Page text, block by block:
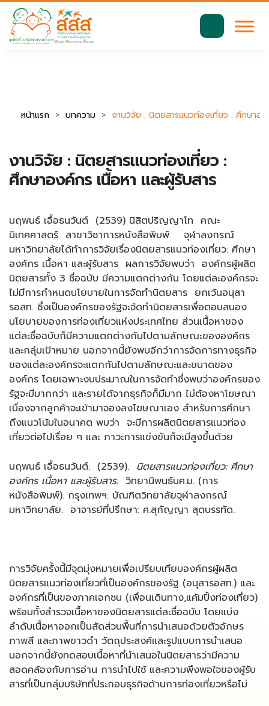
มาตรฐานการเข้าถึงเว็บ WCAG 2.2 AA
หน้าแรก บทความ งานวิจัย : นิตยสารแนวท่องเที่ยว : ศึกษาอง
งานวิจัย : นิตยสารแนวท่องเที่ยว :
ศึกษาองค์กร เนื้อหา และผู้รับสาร
นฤพนธ์ เอื้อธนวันต์ (2539) นิสิตปริญญาโท คณะ
นิเทศศาสตร์ สาขาวิชาการหนังสือพิมพ์ จุฬาลงกรณ์
มหาวิทยาลัยได้ทำการวิจัยเรื่องนิตยสารแนวท่องเที่ยว: ศึกษา
องค์กร เนื้อหา และผู้รับสาร ผลการวิจัยพบว่า องค์กรผู้ผลิต
นิตยสารทั้ง 3 ชื่อฉบับ มีความแตกต่างกัน โดยแต่ละองค์กรจะ
ไม่มีการกำหนดนโยบายในการจัดทำนิตยสาร ยกเว้นอนุสา
รอสท. ซึ่งเป็นองค์กรของรัฐจะจัดทำนิตยสารเพื่อตอบสนอง
นโยบายของการท่องเที่ยวแห่งประเทศไทย ส่วนเนื้อหาของ
แต่ละชื่อฉบับก็มีความแตกต่างกันไปตามลักษณะขององค์กร
และกลุ่มเป้าหมาย นอกจากนี้ยังพบอีกว่าการจัดการทางธุรกิจ
ของแต่ละองค์กรจะแตกกันไปตามลักษณะและขนาดของ
องค์กร โดยเฉพาะงบประมาณในการจัดทำซึ่งพบว่าองค์กรของ
รัฐจะมีมากกว่า และรายได้จากธุรกิจก็มีมาก ไม่ต้องหาโฆษณา
เนื่องจากลูกค้าจะเข้ามาจองลงโฆษณาเอง สำหรับการศึกษา
ถึงแนวโน้มในอนาคต พบว่า จะมีการผลิตนิตยสารแนวท่อง
เที่ยวต่อไปเรื่อย ๆ และ ภาวะการแข่งขันก็จะมีสูงขึ้นด้วย
นฤพนธ์ เอื้อธนวันต์. (2539). นิตยสารแนวท่องเที่ยว: ศึกษา
องค์กร เนื้อหา และผู้รับสาร. วิทยานิพนธ์นศ.ม. (การ
หนังสือพิมพ์). กรุงเทพฯ: บัณฑิตวิทยาลัยจุฬาลงกรณ์
มหาวิทยาลัย. อาจารย์ที่ปรึกษา: ศ.สุกัญญา สุดบรรทัด.
การวิจัยครั้งนี้มีจุดมุ่งหมายเพื่อเปรียบเทียบองค์กรผู้ผลิต
นิตยสารแนวท่องเที่ยวที่เป็นองค์กรของรัฐ (อนุสารอสท.) และ
องค์กรที่เป็นของภาคเอกชน (เพื่อนเดินทาง,แค้มปิ้งท่องเที่ยว)
พร้อมทั้งสำรวจเนื้อหาของนิตยสารแต่ละชื่อฉบับ โดยแบ่ง
ลำดับเนื้อหาออกเป็นสัดส่วนพื้นที่การนำเสนอด้วยตัวอักษร
ภาพสี และภาพขาวดำ วัตถุประสงค์และรูปแบบการนำเสนอ
นอกจากนี้ยังทดสอบเนื้อหาที่นำเสนอในนิตยสารว่ามีความ
สอดคล้องกับการอ่าน การนำไปใช้ และความพึงพอใจของผู้รับ
สารที่เป็นกลุ่มบริษัทที่ประกอบธุรกิจด้านการท่องเที่ยวหรือไม่